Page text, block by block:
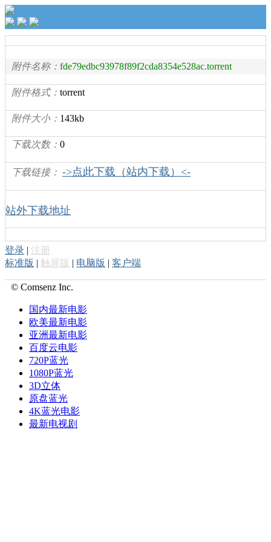
附件名称： fde79edbc93978f89f2cda8354e528ac.torrent
附件格式： torrent
附件大小： 143kb
下载次数： 0
下载链接： ->点此下载（站内下载）<-
站外下载地址
登录 | 注册
标准版 | 触屏版 | 电脑版 | 客户端
© Comsenz Inc.
国内最新电影
欧美最新电影
亚洲最新电影
百度云电影
720P蓝光
1080P蓝光
3D立体
原盘蓝光
4K蓝光电影
最新电视剧